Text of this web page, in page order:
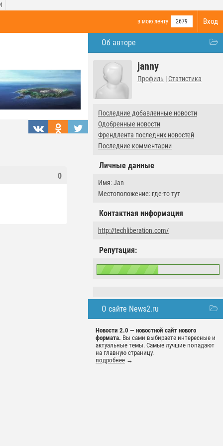
Вход
в мою ленту 2679
Об авторе
janny
Профиль | Статистика
Последние добавленные новости
Одобренные новости
Френдлента последних новостей
Последние комментарии
Личные данные
Имя: Jan
Местоположение: где-то тут
Контактная информация
http://techliberation.com/
Репутация:
О сайте News2.ru
Новости 2.0 — новостной сайт нового
формата. Вы сами выбираете интересные и
актуальные темы. Самые лучшие попадают
на главную страницу.
подробнее →
0